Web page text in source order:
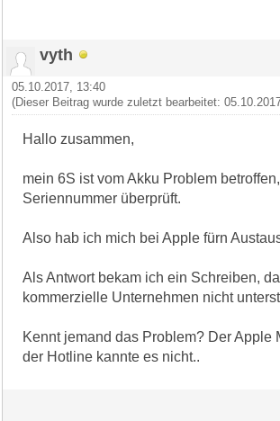
vyth
05.10.2017, 13:40
(Dieser Beitrag wurde zuletzt bearbeitet:
Hallo zusammen,
mein 6S ist vom Akku Problem
Seriennummer überprüft.
Also hab ich mich bei Apple fürn
Als Antwort bekam ich ein Schreiben,
kommerzielle Unternehmen nicht
Kennt jemand das Problem? Der Apple
der Hotline kannte es nicht..